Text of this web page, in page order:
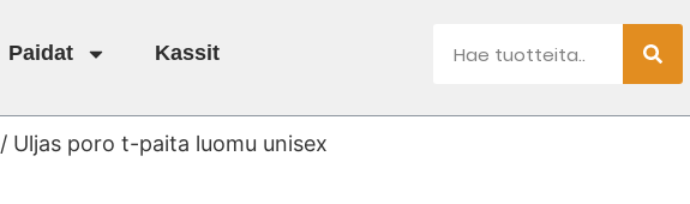
Paidat Kassit
/ Uljas poro t-paita luomu unisex